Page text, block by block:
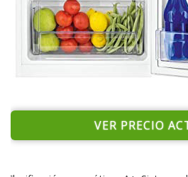
VER PRECIO